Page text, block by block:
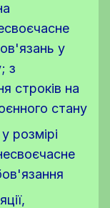
у
з
строків на
стану
розмірі